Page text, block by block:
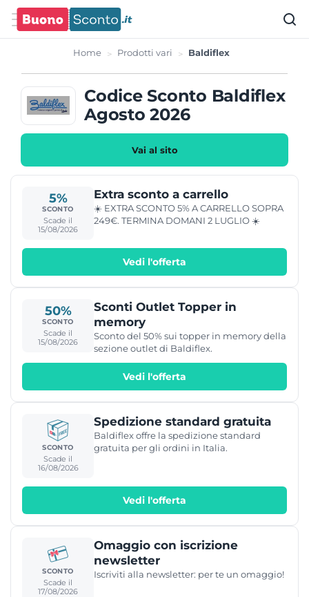
Home Prodotti vari Baldiflex
Codice Sconto Baldiflex
Agosto 2026
Vai al sito
5%
SCONTO
Scade il
15/08/2026
Extra sconto a carrello
☀️ EXTRA SCONTO 5% A CARRELLO SOPRA
249€. TERMINA DOMANI 2 LUGLIO ☀️
Vedi l'offerta
50%
SCONTO
Scade il
15/08/2026
Sconti Outlet Topper in
memory
Sconto del 50% sui topper in memory della
sezione outlet di Baldiflex.
Vedi l'offerta
SCONTO
Scade il
16/08/2026
Spedizione standard gratuita
Baldiflex offre la spedizione standard
gratuita per gli ordini in Italia.
Vedi l'offerta
SCONTO
Scade il
17/08/2026
Omaggio con iscrizione
newsletter
Iscriviti alla newsletter: per te un omaggio!